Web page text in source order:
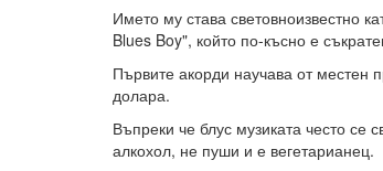
Името му става световноизвестно
Blues Boy", който по-късно е
Първите акорди научава от местен
долара.
Въпреки че блус музиката често се
алкохол, не пуши и е вегетарианец.